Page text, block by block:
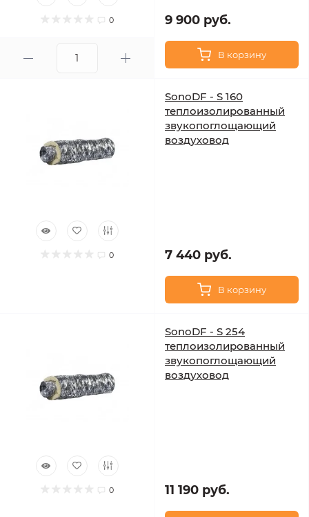
0 9 900 руб.
В корзину
0
SonoDF - S 160
теплоизолированный
звукопоглощающий
воздуховод
7 440 руб.
В корзину
0
SonoDF - S 254
теплоизолированный
звукопоглощающий
воздуховод
11 190 руб.